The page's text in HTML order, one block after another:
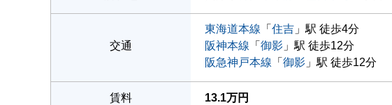
交通
東海道本線 「 住吉 」駅 徒歩4分
阪神本線 「 御影 」駅 徒歩12分
阪急神戸本線 「 御影 」駅 徒歩12分
賃料 13.1万円